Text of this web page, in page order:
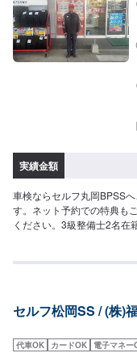
実績金額
車検ならセルフ丸岡BPSS
す。ネット予約での特典も
ください。3級整備士2名在
セルフ松岡SS / (株)
代車OK カードOK 電子マネー